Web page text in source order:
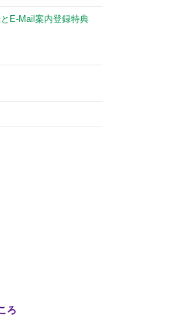
E-Mail案内登録特典
ろ